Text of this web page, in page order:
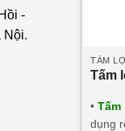
-
Nội.
TẤM
Tấm
•Tấm
dụng